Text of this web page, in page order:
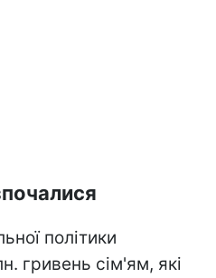
політики
гривень сім'ям, які